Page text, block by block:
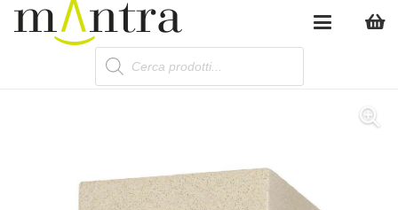
Products
search